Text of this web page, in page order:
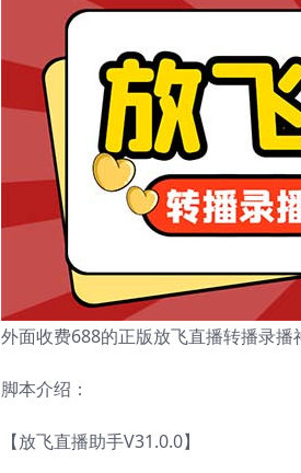
外面收费688的正版放飞直播转播录播
脚本介绍：
【放飞直播助手V31.0.0】